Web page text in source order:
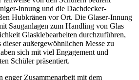
Innung und die Dachdecker-
Hubkränen vor Ort. Die Glaser-Innung
Sauganlagen zum Handling von Glas
Glasklebearbeiten durchzuführen,
außergewöhnlichen Messe zu
sich mit viel Engagement und
Schüler präsentiert.
Zusammenarbeit mit dem